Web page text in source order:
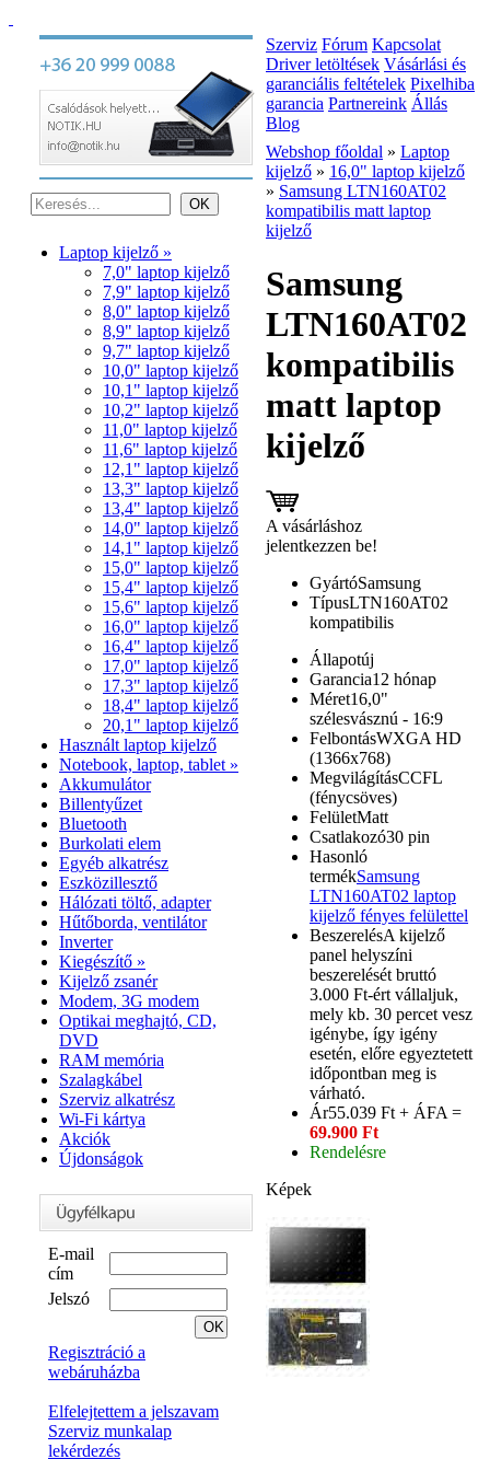
Laptop kijelző »
7,0" laptop kijelző
7,9" laptop kijelző
8,0" laptop kijelző
8,9" laptop kijelző
9,7" laptop kijelző
10,0" laptop kijelző
10,1" laptop kijelző
10,2" laptop kijelző
11,0" laptop kijelző
11,6" laptop kijelző
12,1" laptop kijelző
13,3" laptop kijelző
13,4" laptop kijelző
14,0" laptop kijelző
14,1" laptop kijelző
15,0" laptop kijelző
15,4" laptop kijelző
15,6" laptop kijelző
16,0" laptop kijelző
16,4" laptop kijelző
17,0" laptop kijelző
17,3" laptop kijelző
18,4" laptop kijelző
20,1" laptop kijelző
Használt laptop kijelző
Notebook, laptop, tablet »
Akkumulátor
Billentyűzet
Bluetooth
Burkolati elem
Egyéb alkatrész
Eszközillesztő
Hálózati töltő, adapter
Hűtőborda, ventilátor
Inverter
Kiegészítő »
Kijelző zsanér
Modem, 3G modem
Optikai meghajtó, CD,
DVD
RAM memória
Szalagkábel
Szerviz alkatrész
Wi-Fi kártya
Akciók
Újdonságok
E-mail
cím
Jelszó
Regisztráció a
webáruházba
Elfelejtettem a jelszavam
Szerviz munkalap
lekérdezés
Szerviz Fórum Kapcsolat
Driver letöltések Vásárlási és
garanciális feltételek Pixelhiba
garancia Partnereink Állás
Blog
Webshop főoldal » Laptop
kijelző » 16,0" laptop kijelző
» Samsung LTN160AT02
kompatibilis matt laptop
kijelző
Samsung
LTN160AT02
kompatibilis
matt laptop
kijelző
A vásárláshoz
jelentkezzen be!
GyártóSamsung
TípusLTN160AT02
kompatibilis
Állapotúj
Garancia12 hónap
Méret16,0"
szélesvásznú - 16:9
FelbontásWXGA HD
(1366x768)
MegvilágításCCFL
(fénycsöves)
FelületMatt
Csatlakozó30 pin
Hasonló
termékSamsung
LTN160AT02 laptop
kijelző fényes felülettel
BeszerelésA kijelző
panel helyszíni
beszerelését bruttó
3.000 Ft-ért vállaljuk,
mely kb. 30 percet vesz
igénybe, így igény
esetén, előre egyeztetett
időpontban meg is
várható.
Ár55.039 Ft + ÁFA =
69.900 Ft
Rendelésre
Képek